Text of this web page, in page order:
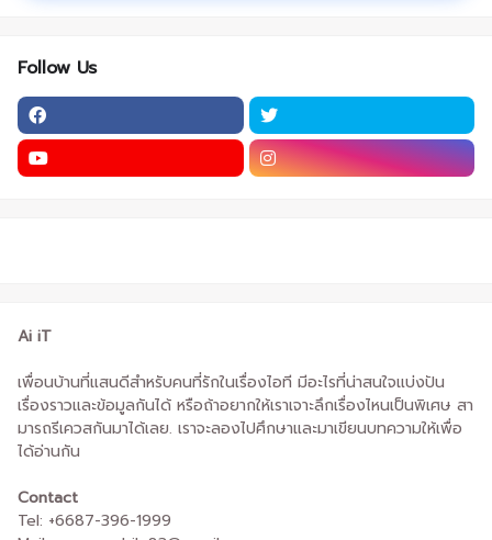
Follow Us
Ai iT
เพื่อนบ้านที่แสนดีสำหรับคนที่รักในเรื่องไอที มีอะไรที่น่าสนใจแบ่งปัน
เรื่องราวและข้อมูลกันได้ หรือถ้าอยากให้เราเจาะลึกเรื่องไหนเป็นพิเศษ สา
มารถรีเควสกันมาได้เลย. เราจะลองไปศึกษาและมาเขียนบทความให้เพื่อ
ได้อ่านกัน
Contact
Tel: +6687-396-1999